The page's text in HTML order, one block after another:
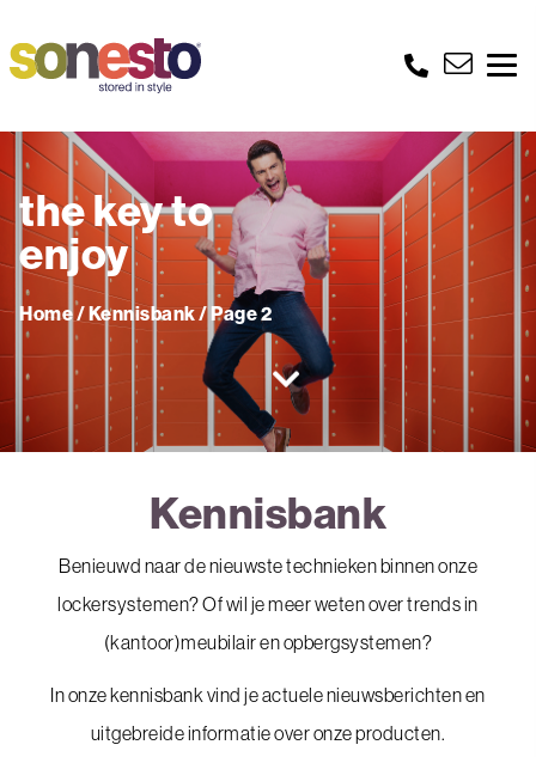
the key to
enjoy
Home/Kennisbank/ Page 2
Kennisbank
Benieuwd naar de nieuwste technieken binnen onze
lockersystemen? Of wil je meer weten over trends in
(kantoor)meubilair en opbergsystemen?
In onze kennisbank vind je actuele nieuwsberichten en
uitgebreide informatie over onze producten.